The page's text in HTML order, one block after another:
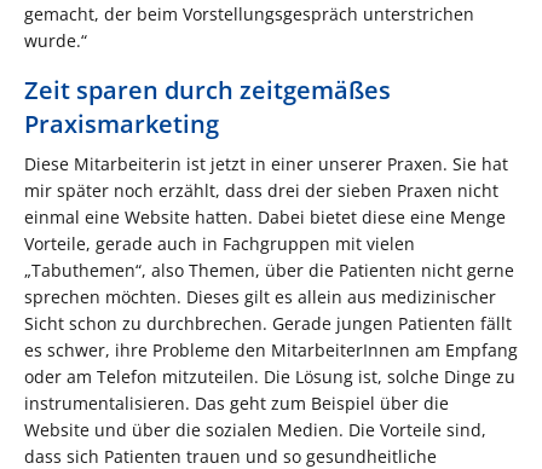
gemacht, der beim Vorstellungsgespräch unterstrichen
wurde.“
Zeit sparen durch zeitgemäßes
Praxismarketing
Diese Mitarbeiterin ist jetzt in einer unserer Praxen. Sie hat
mir später noch erzählt, dass drei der sieben Praxen nicht
einmal eine Website hatten. Dabei bietet diese eine Menge
Vorteile, gerade auch in Fachgruppen mit vielen
„Tabuthemen“, also Themen, über die Patienten nicht gerne
sprechen möchten. Dieses gilt es allein aus medizinischer
Sicht schon zu durchbrechen. Gerade jungen Patienten fällt
es schwer, ihre Probleme den MitarbeiterInnen am Empfang
oder am Telefon mitzuteilen. Die Lösung ist, solche Dinge zu
instrumentalisieren. Das geht zum Beispiel über die
Website und über die sozialen Medien. Die Vorteile sind,
dass sich Patienten trauen und so gesundheitliche